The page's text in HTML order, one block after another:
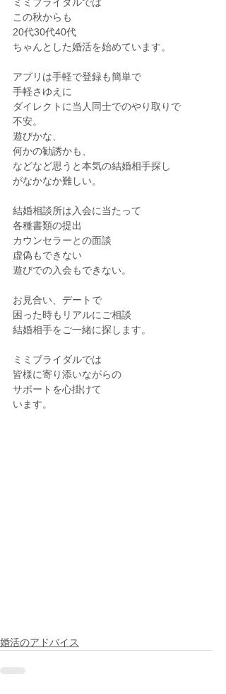
ミミブライダルでは
この秋からも
20代30代40代
ちゃんとした婚活を始めています。
アプリは手軽で登録も簡単で
手軽さゆえに
ダイレクトに当人同士でのやり取りで
不安。
遊びかな、
何かの勧誘かも、
などなど思うと本気の結婚相手探し
がなかなか難しい。
結婚相談所は入会に当たって
各種書類の提出
カウンセラーとの面談
虚偽もできない
遊びでの入会もできない。
お見合い、デートで
困った時もリアルにご相談
結婚相手をご一緒に探します。
ミミブライダルでは
皆様に寄り添いながらの
サポートを心掛けて
います。
婚活のアドバイス